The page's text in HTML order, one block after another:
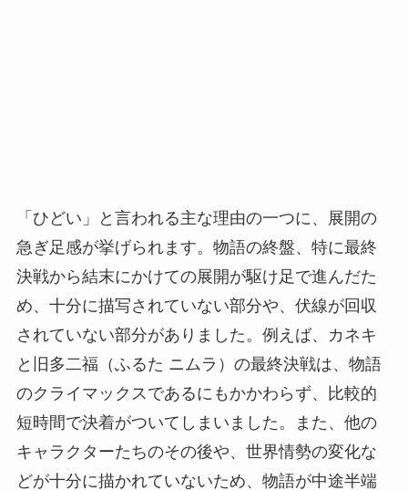
「ひどい」と言われる主な理由の一つに、展開の
急ぎ足感が挙げられます。物語の終盤、特に最終
決戦から結末にかけての展開が駆け足で進んだた
め、十分に描写されていない部分や、伏線が回収
されていない部分がありました。例えば、カネキ
と旧多二福（ふるた ニムラ）の最終決戦は、物語
のクライマックスであるにもかかわらず、比較的
短時間で決着がついてしまいました。また、他の
キャラクターたちのその後や、世界情勢の変化な
どが十分に描かれていないため、物語が中途半端